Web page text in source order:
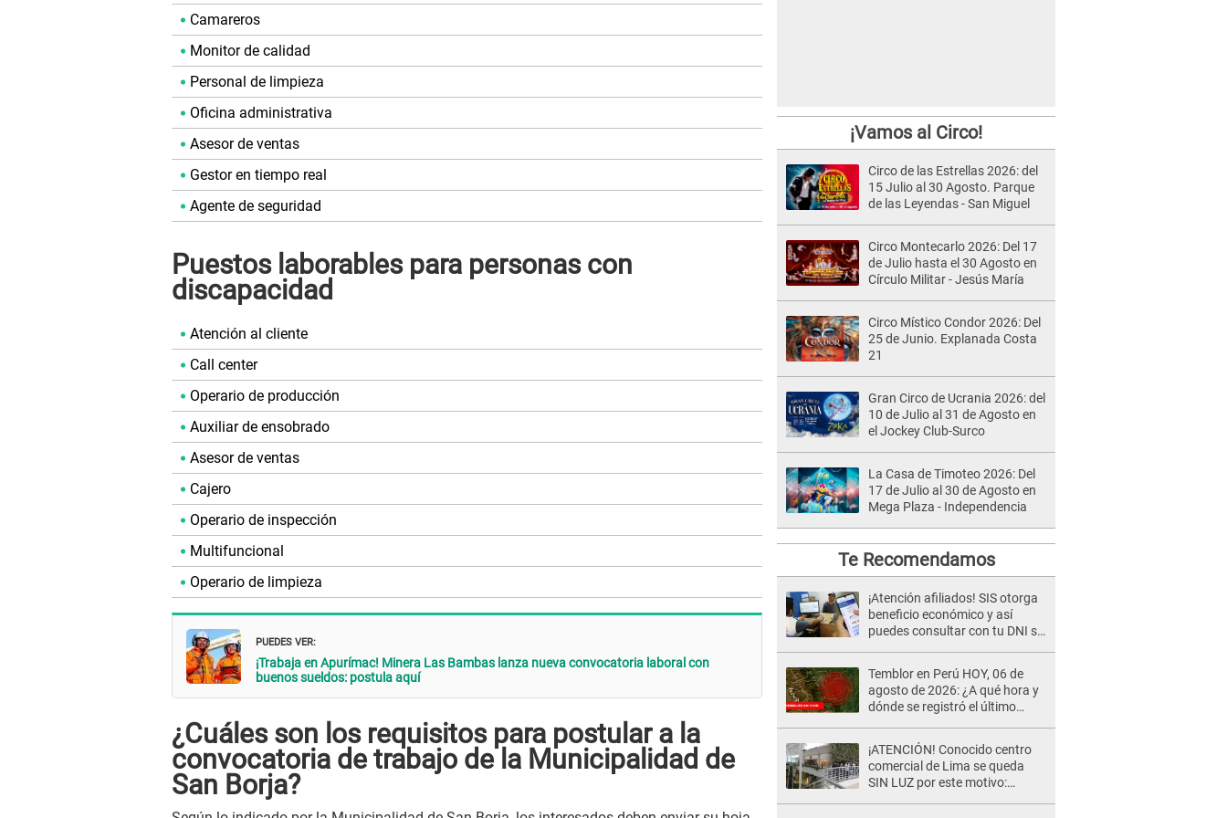
Camareros
Monitor de calidad
Personal de limpieza
Oficina administrativa
Asesor de ventas
Gestor en tiempo real
Agente de seguridad
Puestos laborables para personas con
discapacidad
Atención al cliente
Call center
Operario de producción
Auxiliar de ensobrado
Asesor de ventas
Cajero
Operario de inspección
Multifuncional
Operario de limpieza
PUEDES VER:
¡Trabaja en Apurímac! Minera Las Bambas lanza nueva convocatoria laboral con
buenos sueldos: postula aquí
¿Cuáles son los requisitos para postular a la
convocatoria de trabajo de la Municipalidad de
San Borja?
¡Vamos al Circo!
Circo de las Estrellas 2026: del
15 Julio al 30 Agosto. Parque
de las Leyendas - San Miguel
Circo Montecarlo 2026: Del 17
de Julio hasta el 30 Agosto en
Círculo Militar - Jesús María
Circo Místico Condor 2026: Del
25 de Junio. Explanada Costa
21
Gran Circo de Ucrania 2026: del
10 de Julio al 31 de Agosto en
el Jockey Club-Surco
La Casa de Timoteo 2026: Del
17 de Julio al 30 de Agosto en
Mega Plaza - Independencia
Te Recomendamos
¡Atención afiliados! SIS otorga
beneficio económico y así
puedes consultar con tu DNI si
Temblor en Perú HOY, 06 de
agosto de 2026: ¿A qué hora y
dónde se registró el último
¡ATENCIÓN! Conocido centro
comercial de Lima se queda
SIN LUZ por este motivo: